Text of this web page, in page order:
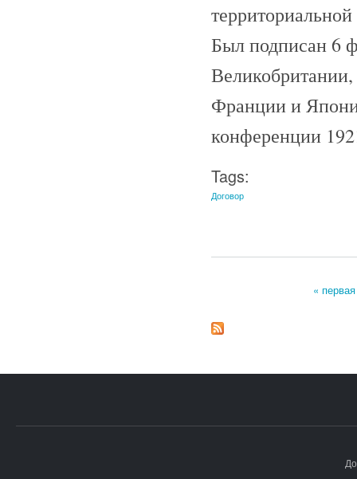
Был подписан 6
Франции и
конференции
Tags:
Договор
« первая